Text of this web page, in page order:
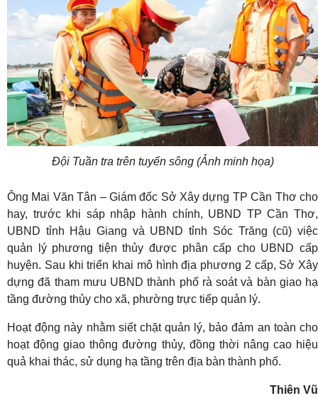
Đội Tuần tra trên tuyến sông (Ảnh minh họa)
Ông Mai Văn Tân – Giám đốc Sở Xây dựng TP Cần Thơ cho
hay, trước khi sáp nhập hành chính, UBND TP Cần Thơ,
UBND tỉnh Hậu Giang và UBND tỉnh Sóc Trăng (cũ) việc
quản lý phương tiện thủy được phân cấp cho UBND cấp
huyện. Sau khi triển khai mô hình địa phương 2 cấp, Sở Xây
dựng đã tham mưu UBND thành phố rà soát và bàn giao hạ
tầng đường thủy cho xã, phường trực tiếp quản lý.
Hoạt động này nhằm siết chặt quản lý, bảo đảm an toàn cho
hoạt động giao thông đường thủy, đồng thời nâng cao hiệu
quả khai thác, sử dụng hạ tầng trên địa bàn thành phố.
Thiên Vũ